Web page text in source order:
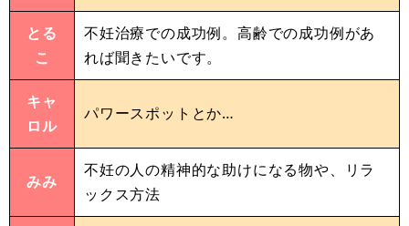
とる
こ
不妊治療での成功例。高齢での成功例があ
れば聞きたいです。
キャ
ロル
パワースポットとか…
みみ
不妊の人の精神的な助けになる物や、リラ
ックス方法